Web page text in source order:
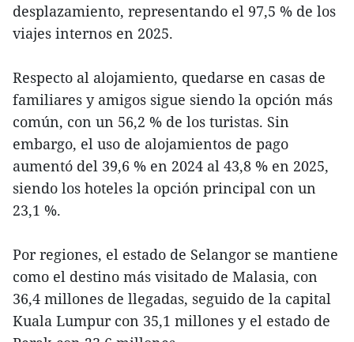
desplazamiento, representando el 97,5 % de los
viajes internos en 2025.
Respecto al alojamiento, quedarse en casas de
familiares y amigos sigue siendo la opción más
común, con un 56,2 % de los turistas. Sin
embargo, el uso de alojamientos de pago
aumentó del 39,6 % en 2024 al 43,8 % en 2025,
siendo los hoteles la opción principal con un
23,1 %.
Por regiones, el estado de Selangor se mantiene
como el destino más visitado de Malasia, con
36,4 millones de llegadas, seguido de la capital
Kuala Lumpur con 35,1 millones y el estado de